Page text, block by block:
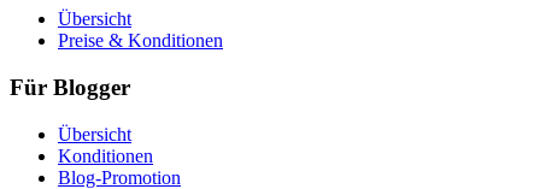
Übersicht
Preise & Konditionen
Für Blogger
Übersicht
Konditionen
Blog-Promotion